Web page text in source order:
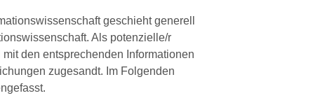
geschieht generell
Als potenzielle/r
den entsprechenden Informationen
zugesandt. Im Folgenden